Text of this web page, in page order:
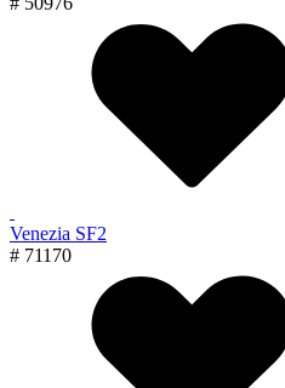
Venezia SF2
# 71170